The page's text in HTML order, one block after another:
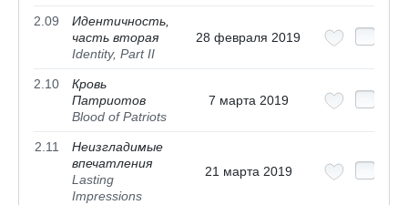
2.09
Идентичность,
часть вторая
Identity, Part II
28 февраля 2019
2.10
Кровь
Патриотов
Blood of Patriots
7 марта 2019
2.11
Неизгладимые
впечатления
Lasting
Impressions
21 марта 2019